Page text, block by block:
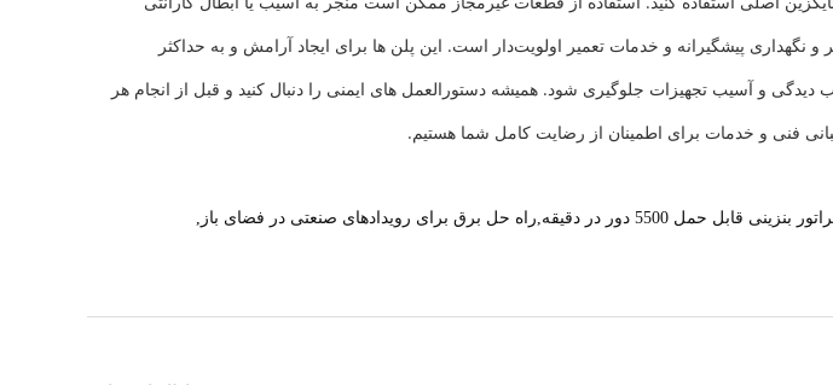
نگهداری پیشگیرانه و خدمات تعمیر اولویت‌دار است. این پلن ها برای ایجاد آرامش و به حداکثر
و آسیب تجهیزات جلوگیری شود. همیشه دستورالعمل های ایمنی را دنبال کنید و قبل از انجام هر
فنی و خدمات برای اطمینان از رضایت کامل شما هستیم.
حل برق برای رویدادهای صنعتی در فضای باز ,